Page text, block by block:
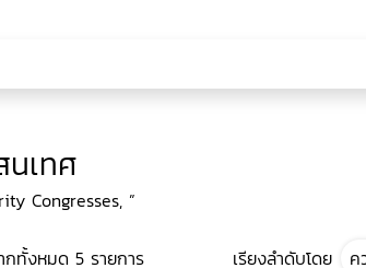
เทศ
Congresses, ”
กทั้งหมด 5 รายการ เรียงลำดับโดย